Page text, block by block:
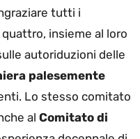
tutti i
insieme al loro
autoriduzioni delle
palesemente
Lo stesso comitato
al Comitato di